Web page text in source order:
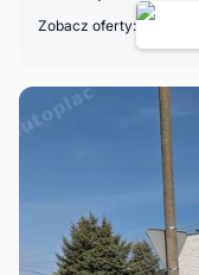
Zobacz oferty: